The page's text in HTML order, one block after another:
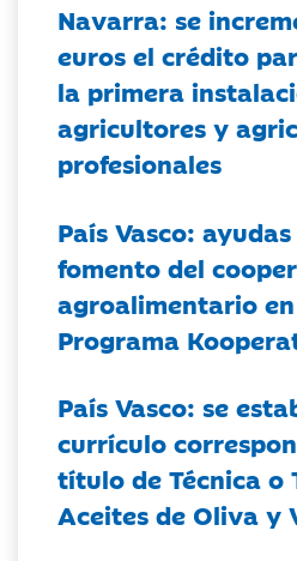
Navarra: se
euros el crédito
la primera
agricultores y
profesionales
País Vasco:
fomento del
agroalimentario
Programa
País Vasco: se
currículo
título de Técnica o
Aceites de Oliva y